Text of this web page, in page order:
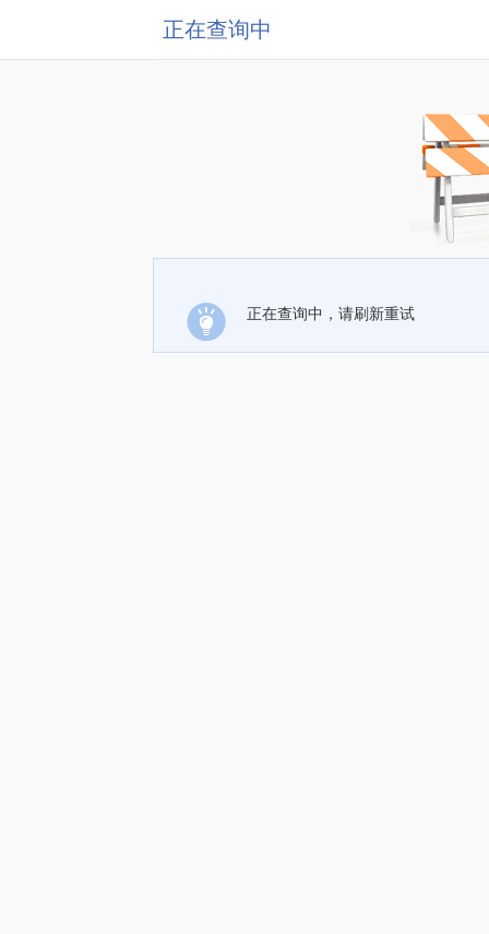
正在查询中
正在查询中，请刷新重试